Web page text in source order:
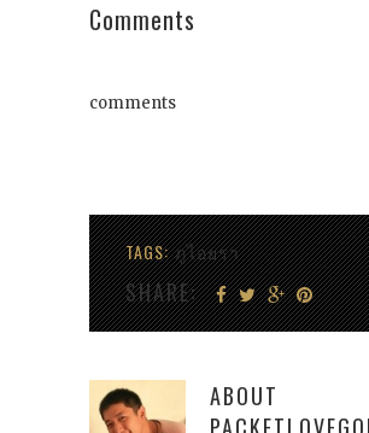
Comments
comments
TAGS: ภูไอยรา
SHARE:
ABOUT